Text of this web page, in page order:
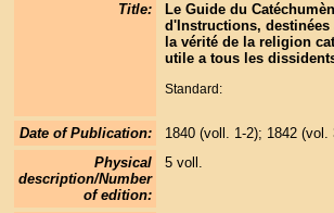
Title:
Le Guide du
d'Instructions,
la vérité de la religion
utile a tous les
Standard:
Date of Publication:
1840 (voll. 1-2); 1842
Physical
description/Number
of edition:
5 voll.